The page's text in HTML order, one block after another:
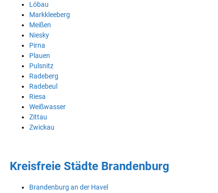
Löbau
Markkleeberg
Meißen
Niesky
Pirna
Plauen
Pulsnitz
Radeberg
Radebeul
Riesa
Weißwasser
Zittau
Zwickau
Kreisfreie Städte Brandenburg
Brandenburg an der Havel